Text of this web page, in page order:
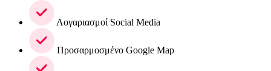
Λογαριασμοί Social Media
Προσαρμοσμένο Google Map